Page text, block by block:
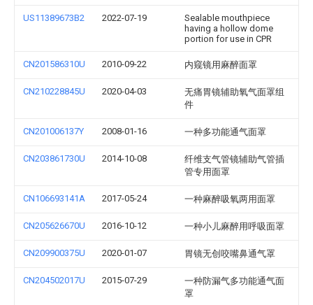
US11389673B2 2022-07-19
Sealable mouthpiece
having a hollow dome
portion for use in CPR
CN201586310U 2010-09-22 内窥镜用麻醉面罩
CN210228845U 2020-04-03
无痛胃镜辅助氧气面罩组
件
CN201006137Y 2008-01-16 一种多功能通气面罩
CN203861730U 2014-10-08
纤维支气管镜辅助气管插
管专用面罩
CN106693141A 2017-05-24 一种麻醉吸氧两用面罩
CN205626670U 2016-10-12 一种小儿麻醉用呼吸面罩
CN209900375U 2020-01-07 胃镜无创咬嘴鼻通气罩
CN204502017U 2015-07-29
一种防漏气多功能通气面
罩